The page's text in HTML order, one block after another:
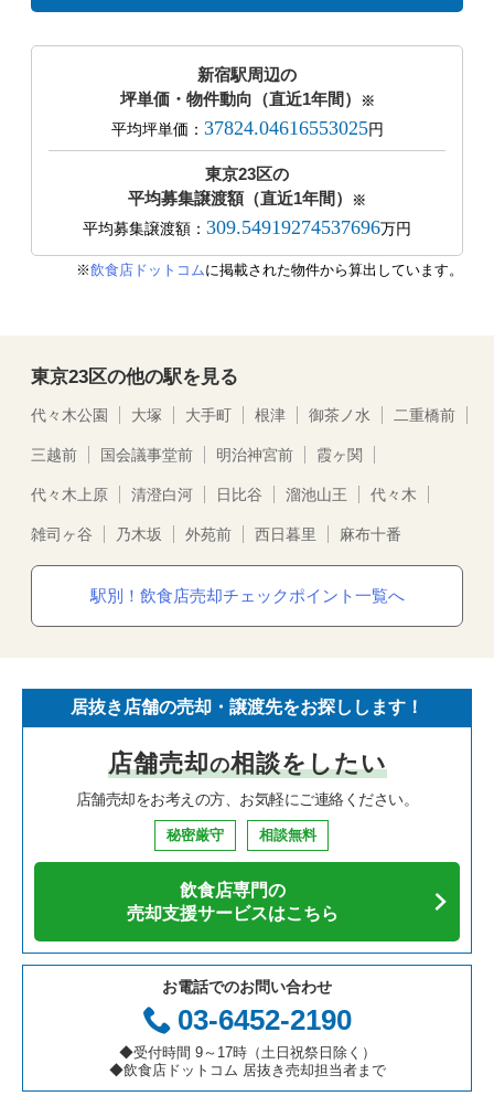
新宿駅周辺の
坪単価・物件動向（直近1年間）
※
平均坪単価： 37824.04616553025円
東京23区の
平均募集譲渡額（直近1年間）
※
平均募集譲渡額： 309.54919274537696万円
※飲食店ドットコムに掲載された物件から算出しています。
東京23区の他の駅を見る
代々木公園 大塚 大手町 根津 御茶ノ水 二重橋前
三越前 国会議事堂前 明治神宮前 霞ヶ関
代々木上原 清澄白河 日比谷 溜池山王 代々木
雑司ヶ谷 乃木坂 外苑前 西日暮里 麻布十番
駅別！飲食店売却チェックポイント一覧へ
居抜き店舗の売却・譲渡先をお探しします！
店舗売却の相談をしたい
店舗売却をお考えの方、お気軽にご連絡ください。
秘密厳守 相談無料
飲食店専門の
売却支援サービスはこちら
お電話でのお問い合わせ
03-6452-2190
◆受付時間 9～17時（土日祝祭日除く）
◆飲食店ドットコム 居抜き売却担当者まで